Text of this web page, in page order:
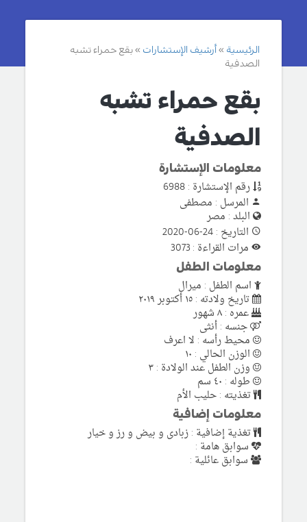
الرئيسية أرشيف الإستشارات
بقع حمراء تشبه
الصدفية
بقع حمراء تشبه
الصدفية
معلومات الإستشارة
رقم الإستشارة : 6988
المرسل : مصطفى
البلد : مصر
التاريخ : 24-06-2020
مرات القراءة : 3073
معلومات الطفل
اسم الطفل : ميرال
تاريخ ولادته : ١٥ أكتوبر ٢٠١٩
عمره : ٨ شهور
جنسه : أنثى
محيط رأسه : لا اعرف
الوزن الحالي : ١٠
وزن الطفل عند الولادة : ٣
طوله : ٤٠ سم
تغذيته : حليب الأم
معلومات إضافية
تغذية إضافية : زبادى و بيض و رز و خيار
سوابق هامة :
سوابق عائلية :